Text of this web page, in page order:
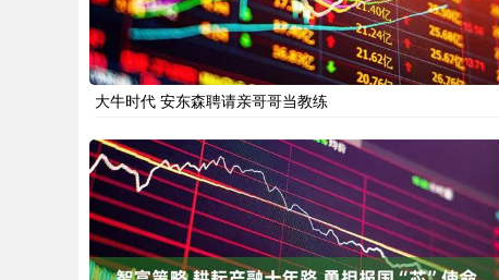
大牛时代 安东森聘请亲哥哥当教练